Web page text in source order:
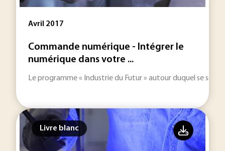
Avril 2017
Commande numérique - Intégrer le
numérique dans votre ...
Le programme « Industrie du Futur » autour duquel se
Livre blanc